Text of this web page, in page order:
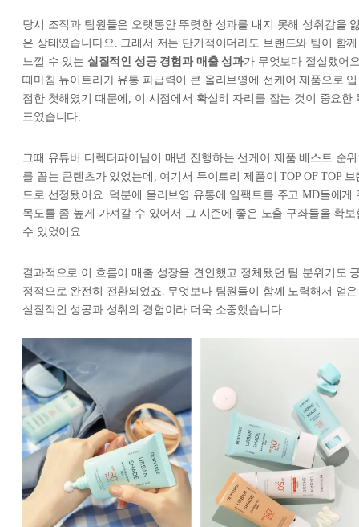
당시 조직과 팀원들은 오랫동안 뚜렷한 성과를 내지 못해 성취감을
은 상태였습니다요. 그래서 저는 단기적이더라도 브랜드와 팀이 함께
느낄 수 있는 실질적인 성공 경험과 매출 성과가 무엇보다 절실했어
때마침 듀이트리가 유통 파급력이 큰 올리브영에 선케어 제품으로 입
점한 첫해였기 때문에, 이 시점에서 확실히 자리를 잡는 것이 중요한
표였습니다.
그때 유튜버 디렉터파이님이 매년 진행하는 선케어 제품 베스트 순위
를 꼽는 콘텐츠가 있었는데, 여기서 듀이트리 제품이 TOP OF TOP 브
드로 선정됐어요. 덕분에 올리브영 유통에 임팩트를 주고 MD들에게
목도를 좀 높게 가져갈 수 있어서 그 시즌에 좋은 노출 구좌들을 확보
수 있었어요.
결과적으로 이 흐름이 매출 성장을 견인했고 정체됐던 팀 분위기도
정적으로 완전히 전환되었죠. 무엇보다 팀원들이 함께 노력해서 얻은
실질적인 성공과 성취의 경험이라 더욱 소중했습니다.